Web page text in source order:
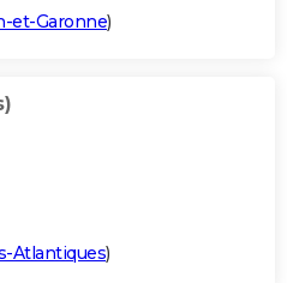
et-Garonne)
Atlantiques)